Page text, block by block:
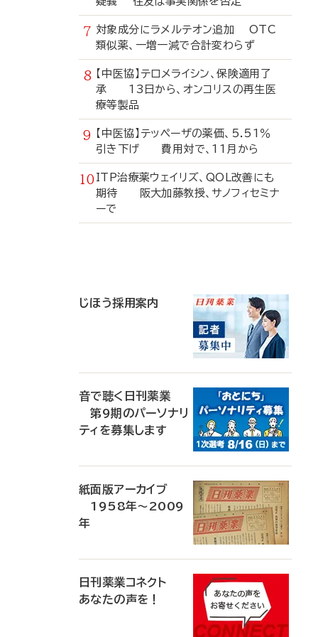
対象成分にラメルテオン追加 OTC
類似薬、一増一減で合計変わらず
【中医協】テロメライシン、保険適用了
承 13日から、オンコリスの再生医
療等製品
【中医協】テッペーザの薬価、5.51％
引き下げ 費用対で、11月から
ITP治療薬ウェイリズ、QOL改善にも
期待 阪大加藤教授、サノフィセミナ
ーで
じほう採用案内
音で聴く日刊薬業
第9期のパーソナリ
ティを募集します
紙面版アーカイブ
1958年～2009
年
日刊薬業コネクト
あなたの声を！